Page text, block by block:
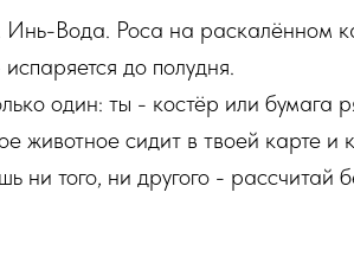
Инь-Вода. Роса на раскалённом
до полудня.
один: ты - костёр или бумага
животное сидит в твоей карте и
ни того, ни другого - рассчитай